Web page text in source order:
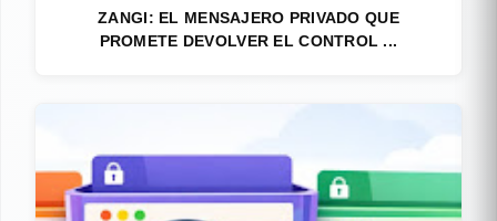
ZANGI: EL MENSAJERO PRIVADO QUE
PROMETE DEVOLVER EL CONTROL ...